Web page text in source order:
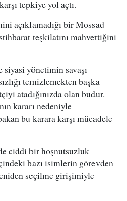
tepkiye yol açtı.
açıklamadığı bir Mossad
teşkilatını mahvettiğini
siyasi yönetimin savaşı
temizlemekten başka
atadığınızda olan budur.
kararı nedeniyle
bu karara karşı mücadele
ciddi bir hoşnutsuzluk
bazı isimlerin görevden
seçilme girişimiyle